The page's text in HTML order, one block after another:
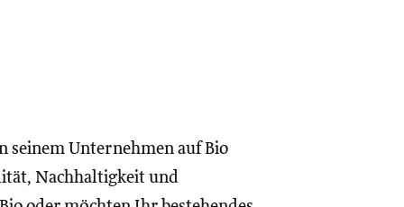
seinem Unternehmen auf Bio
Nachhaltigkeit und